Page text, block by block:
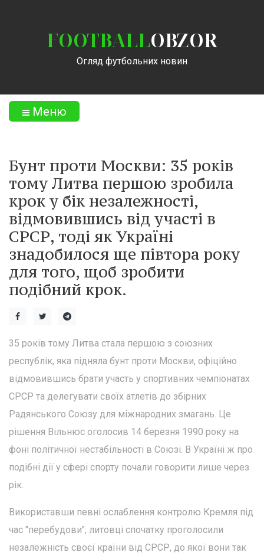
FOOTBALLOBZOR
Огляд футбольних новин
Меню
Бунт проти Москви: 35 років
тому Литва першою зробила
крок у бік незалежності,
відмовившись від участі в
СРСР, тоді як Україні
знадобилося ще півтора року
для того, щоб зробити
подібний крок.
35 років тому Литва стала першою з союзних
республік, яка підняла бунт проти Москви, офіційно
відмовившись брати участь у спортивних чемпіонатах
СРСР та делегувати своїх атлетів до збірних
Радянського Союзу для міжнародних змагань. Це
рішення Вільнюс оголосив 14 березня 1990 року на
фоні політичної нестабільності в Союзі. В Україні ж про
подібні дії у сфері спорту почали говорити лише через
рік.
Використавши певні ослаблення контролю Кремля під
час "перебудови", литовці спочатку проголосили
незалежність своєї країни від СРСР, до якої вони так